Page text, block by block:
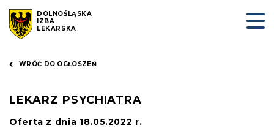
DOLNOŚLĄSKA
IZBA
LEKARSKA
WRÓĆ DO OGŁOSZEŃ
LEKARZ PSYCHIATRA
Oferta z dnia 18.05.2022 r.